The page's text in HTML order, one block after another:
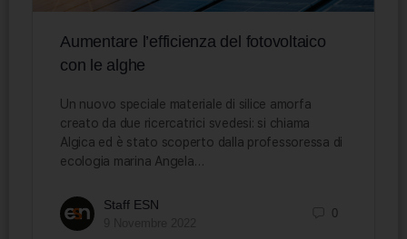
Aumentare l’efficienza del fotovoltaico
con le alghe
Un nuovo speciale materiale di silice amorfa
creato da due ricercatrici svedesi: si chiama
Algica ed è stato scoperto dalla professoressa di
ecologia marina Angela…
Staff ESN
0